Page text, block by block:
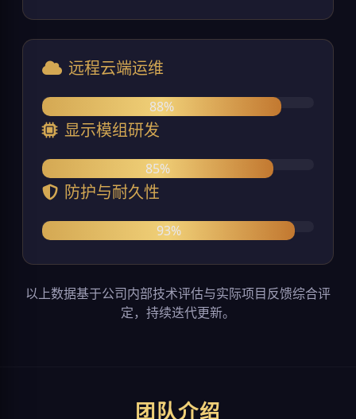
远程云端运维
88%
显示模组研发
85%
防护与耐久性
93%
以上数据基于公司内部技术评估与实际项目反馈综合评
定，持续迭代更新。
团队介绍